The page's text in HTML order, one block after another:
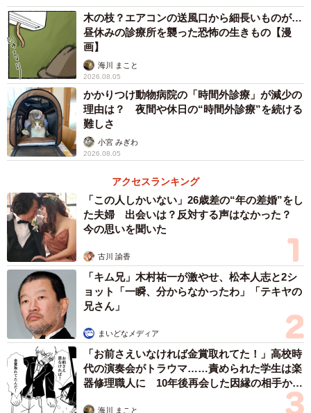
木の枝？エアコンの送風口から細長いものが…
昼休みの診療所を襲った恐怖の生きもの【漫
画】
海川 まこと
2026.08.05
かかりつけ動物病院の「時間外診療」が減少の
理由は？ 夜間や休日の“時間外診療”を続ける
難しさ
小宮 みぎわ
2026.08.05
アクセスランキング
「この人しかいない」26歳差の“年の差婚”をし
た夫婦 出会いは？反対する声はなかった？
今の思いを聞いた
古川 諭香
「キム兄」木村祐一が激やせ、松本人志と2シ
ョット「一瞬、分からなかったわ」「テキヤの
兄さん」
まいどなメディア
「お前さえいなければ金賞取れてた！」高校時
代の演奏会がトラウマ……責められた学生は楽
器修理職人に 10年後再会した因縁の相手から
海川 まこと